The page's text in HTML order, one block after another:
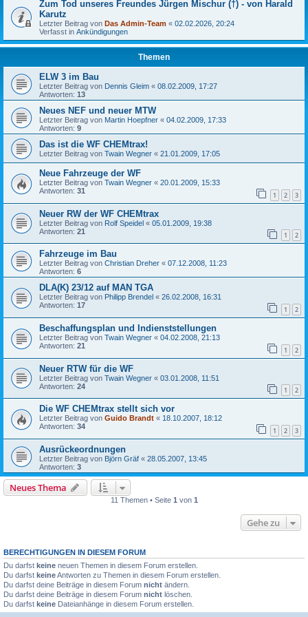
Zum Tod unseres Freundes Jürgen Mischur (†) - von Harald
Karutz
Letzter Beitrag von Das Admin-Team « 02.02.2026, 20:24
Verfasst in Ankündigungen
Themen
ELW 3 im Bau
Letzter Beitrag von Dennis Gleim « 08.02.2009, 17:27
Antworten: 13
Neues NEF und neuer MTW
Letzter Beitrag von Martin Hoepfner « 04.02.2009, 17:33
Antworten: 9
Das ist die WF CHEMtrax!
Letzter Beitrag von Twain Wegner « 21.01.2009, 17:05
Neue Fahrzeuge der WF
Letzter Beitrag von Twain Wegner « 20.01.2009, 15:33
Antworten: 31 1 2 3
Neuer RW der WF CHEMtrax
Letzter Beitrag von Rolf Speidel « 05.01.2009, 19:38
Antworten: 21 1 2
Fahrzeuge im Bau
Letzter Beitrag von Christian Dreher « 07.12.2008, 11:23
Antworten: 6
DLA(K) 23/12 auf MAN TGA
Letzter Beitrag von Philipp Brendel « 26.02.2008, 16:31
Antworten: 17 1 2
Beschaffungsplan und Indienststellungen
Letzter Beitrag von Twain Wegner « 04.02.2008, 21:13
Antworten: 21 1 2
Neuer RTW für die WF
Letzter Beitrag von Twain Wegner « 03.01.2008, 11:51
Antworten: 24 1 2
Die WF CHEMtrax stellt sich vor
Letzter Beitrag von Guido Brandt « 18.10.2007, 18:12
Antworten: 34 1 2 3
Ausrückeordnungen
Letzter Beitrag von Björn Gräf « 28.05.2007, 13:45
Antworten: 3
Neues Thema
11 Themen • Seite 1 von 1
Gehe zu
BERECHTIGUNGEN IN DIESEM FORUM
Du darfst keine neuen Themen in diesem Forum erstellen.
Du darfst keineAntworten zu Themen in diesem Forum erstellen.
Du darfst deine Beiträge in diesem Forum nicht ändern.
Du darfst deine Beiträge in diesem Forum nicht löschen.
Du darfst keine Dateianhänge in diesem Forum erstellen.